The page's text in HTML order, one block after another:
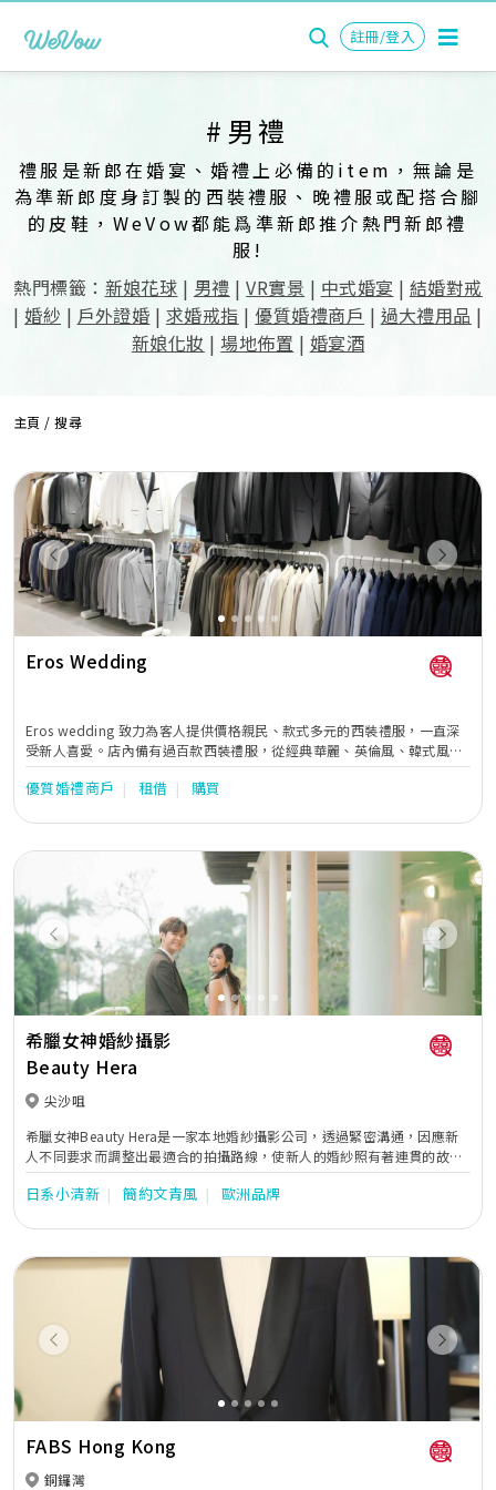
註冊/登入
#男禮
禮服是新郎在婚宴、婚禮上必備的item，無論是
為準新郎度身訂製的西裝禮服、晚禮服或配搭合腳
的皮鞋，WeVow都能爲準新郎推介熱門新郎禮
服!
熱門標籤： 新娘花球 | 男禮 |VR實景 | 中式婚宴 | 結婚對戒
|婚紗 | 戶外證婚 | 求婚戒指 | 優質婚禮商戶 | 過大禮用品 |
新娘化妝 |場地佈置 | 婚宴酒
主頁 / 搜尋
Previous Next
Eros Wedding
Eros wedding 致力為客人提供價格親民、款式多元的西裝禮服，一直深
受新人喜愛。店內備有過百款西裝禮服，從經典華麗、英倫風、韓式風格
到低調日常造型，一應俱全，並按齊全尺碼可供訂購，方便新郎、家人及
伴郎團一站式配襯。過千尺舒適空間讓您輕鬆試身，更特設攝影區可即時
入人生新篇章。
優質婚禮商戶 租借 購買
Previous Next
希臘女神婚紗攝影
Beauty Hera
尖沙咀
希臘女神Beauty Hera是一家本地婚紗攝影公司，透過緊密溝通，因應新
人不同要求而調整出最適合的拍攝路線，使新人的婚紗照有著連貫的故事
性。同時亦貼心地提供全方位的婚嫁服務。位於婚紗街的希臘女神提供一
站式婚紗外租，婚紗攝影及婚紗攝錄等服務。
日系小清新 簡約文青風 歐洲品牌
Previous Next
FABS Hong Kong
銅鑼灣